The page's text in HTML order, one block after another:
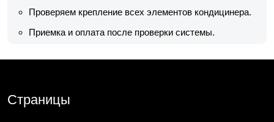
Проверяем крепление всех элементов кондицинера.
Приемка и оплата после проверки системы.
Страницы